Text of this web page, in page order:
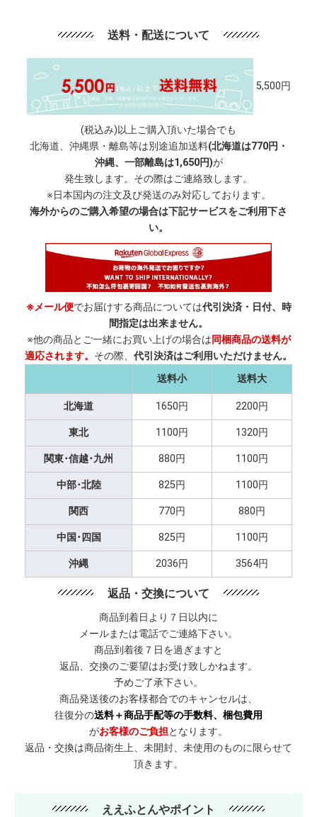
送料・配送について
5,500円
(税込み)以上ご購入頂いた場合でも
北海道、沖縄県・離島等は別途追加送料(北海道は770円・
沖縄、一部離島は1,650円)が
発生致します。その際はご連絡致します。
※日本国内の注文及び発送のみ対応しております。
海外からのご購入希望の場合は下記サービスをご利用下さ
い。
※メール便でお届けする商品については代引決済・日付、時
間指定は出来ません。
※他の商品とご一緒にお買い上げの場合は同梱商品の送料が
適応されます。 その際、 代引決済はご利用いただけません。
送料小
送料大
北海道 1650円 2200円
東北 1100円 1320円
関東･信越･九州 880円 1100円
中部･北陸 825円 1100円
関西 770円 880円
中国･四国 825円 1100円
沖縄 2036円 3564円
返品・交換について
商品到着日より７日以内に
メールまたは電話でご連絡下さい。
商品到着後７日を過ぎますと
返品、交換のご要望はお受け致しかねます。
予めご了承下さい。
商品発送後のお客様都合でのキャンセルは、
往復分の送料＋商品手配等の手数料、梱包費用
がお客様のご負担となります。
返品・交換は商品衛生上、未開封、未使用のものに限らせて
頂きます。
ええふとんやポイント